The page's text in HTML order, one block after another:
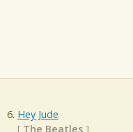
Hey Jude
[ The Beatles]